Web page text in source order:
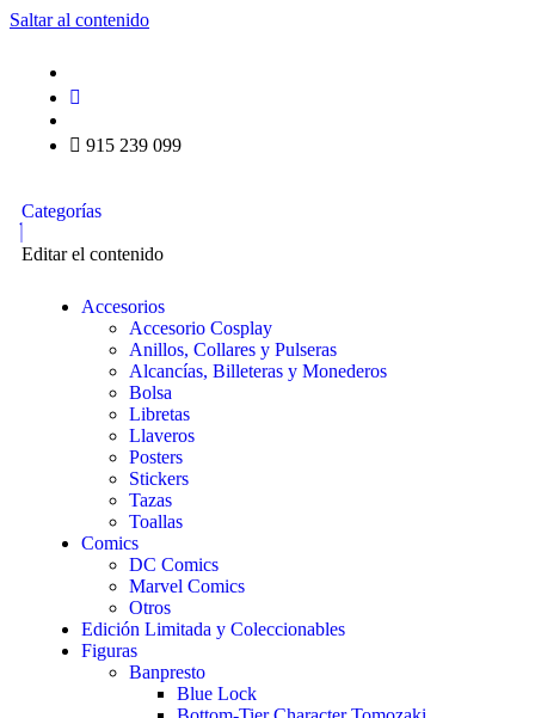
Saltar al contenido
915 239 099
Categorías
Editar el contenido
Accesorios
Accesorio Cosplay
Anillos, Collares y Pulseras
Alcancías, Billeteras y Monederos
Bolsa
Libretas
Llaveros
Posters
Stickers
Tazas
Toallas
Comics
DC Comics
Marvel Comics
Otros
Edición Limitada y Coleccionables
Figuras
Banpresto
Blue Lock